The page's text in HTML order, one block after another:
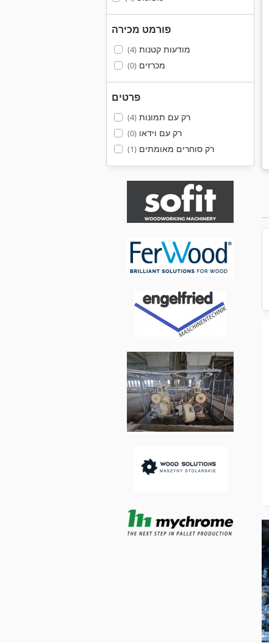
פורמט מכירה
מודעות קטנות(4)
מכרזים(0)
פרטים
רק עם תמונות(4)
רק עם וידאו(0)
רק סוחרים מאומתים(1)